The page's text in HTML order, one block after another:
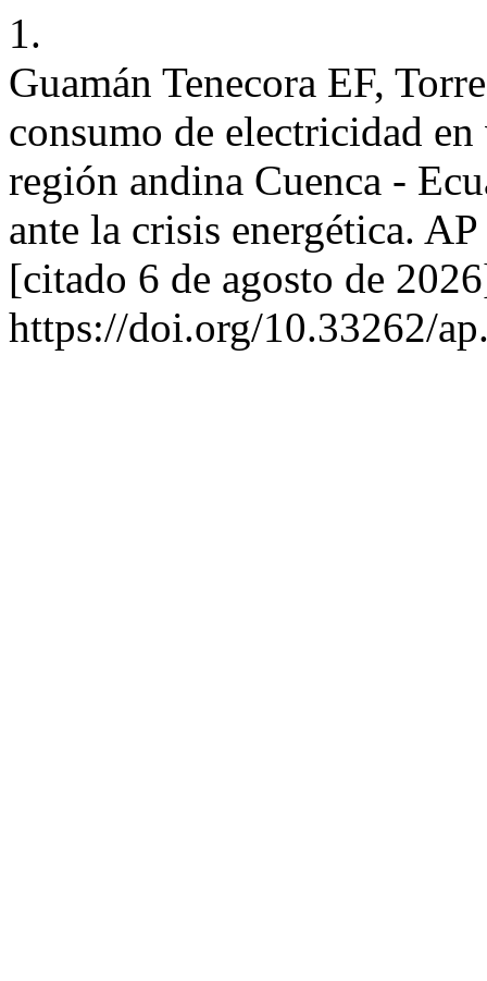
1.
Guamán Tenecora EF,
consumo de electricidad
región andina Cuenca -
ante la crisis energética.
[citado 6 de agosto de
https://doi.org/10.33262/